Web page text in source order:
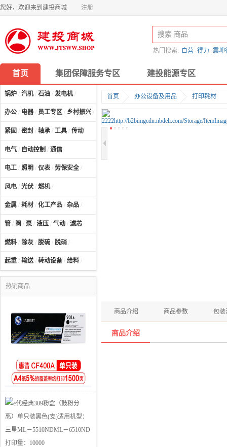
您好，欢迎来到建投商城 注册
热门搜索: 自营 得力 震坤
首页 集团保障服务专区 建投能源专区
锅炉 / 汽机/ 石油 / 发电机/
办公 / 电器 / 员工专区 / 乡村振兴 / 计算机及配件
紧固 / 密封 / 轴承 / 工具 / 传动
电气 / 自动控制 / 通信
电工 / 照明 / 仪表 / 劳保安全 /
风电 / 光伏 / 燃机/
金属 / 耗材 / 化工产品 / 杂品 /
管 / 阀 / 泵 / 液压 / 气动 / 滤芯
燃料 / 除灰 / 脱硫 / 脱硝 /
起重 / 输送/ 转动设备 / 给料 /
热销商品
首页 办公设备及用品 打印耗材
商品介绍 商品参数 包装
商品介绍